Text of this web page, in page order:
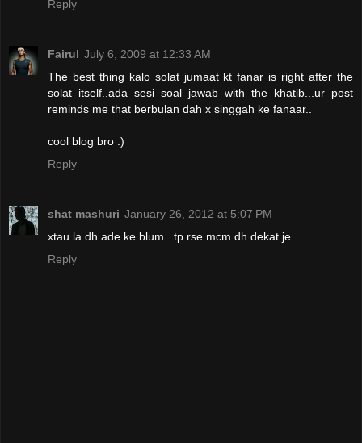
Reply
Fairul July 6, 2009 at 12:33 AM
The best thing kalo solat jumaat kt fanar is right after the
solat itself..ada sesi soal jawab with the khatib...ur post
reminds me that berbulan dah x singgah ke fanaar..
cool blog bro :)
Reply
shat mashuri January 26, 2012 at 5:07 PM
xtau la dh ade ke blum.. tp rse mcm dh dekat je..
Reply